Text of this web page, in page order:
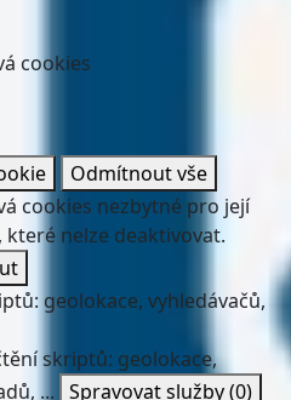
cookies
Odmítnout vše
cookies nezbytné pro její
nelze deaktivovat.
geolokace, vyhledávačů,
skriptů: geolokace,
... Spravovat služby(0)